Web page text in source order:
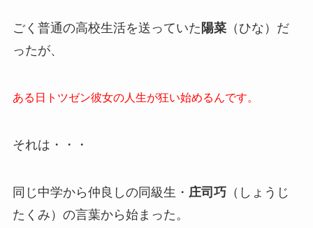
ごく普通の高校生活を送っていた 陽菜（ひな）だ
ったが、
ある日トツゼン彼女の人生が狂い始めるんです。
それは・・・
同じ中学から仲良しの同級生・ 庄司巧（しょうじ
たくみ）の言葉から始まった。